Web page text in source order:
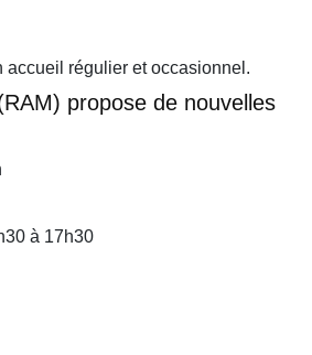
accueil régulier et occasionnel.
propose de nouvelles
à 17h30